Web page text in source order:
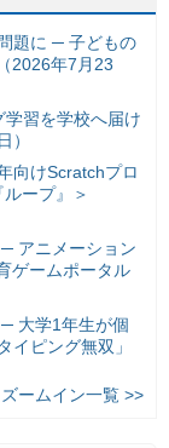
題に ─ 子どもの
2026年7月23
学習を学校へ届け
）
向けScratchプロ
ープ』＞
アニメーション
ゲームポータル
大学1年生が個
イピング無双」
ズームイン一覧 >>